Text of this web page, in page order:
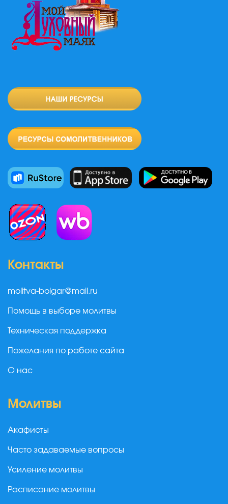
Контакты
molitva-bolgar@mail.ru
Помощь в выборе молитвы
Техническая поддержка
Пожелания по работе сайта
О нас
Молитвы
Акафисты
Часто задаваемые вопросы
Усиление молитвы
Расписание молитвы